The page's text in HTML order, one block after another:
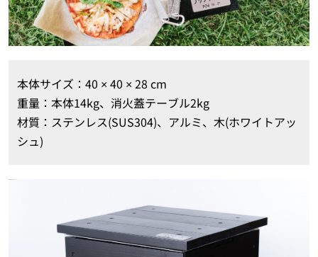
本体サイズ：40 × 40 × 28 cm
重量：本体14kg、消火蓋テーブル2kg
材質：ステンレス(SUS304)、アルミ、木(ホワイトアッ
シュ)